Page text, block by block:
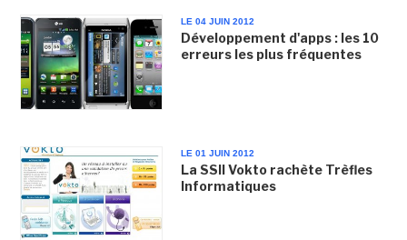
LE 04 JUIN 2012
Développement d'apps : les 10
erreurs les plus fréquentes
LE 01 JUIN 2012
La SSII Vokto rachète Trèfles
Informatiques